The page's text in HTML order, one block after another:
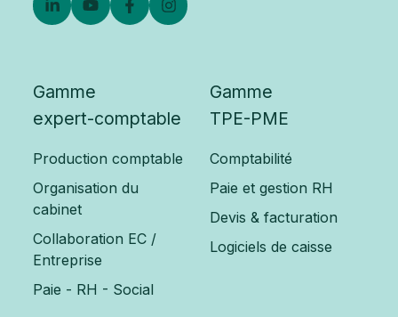
Gamme
expert-comptable
Production comptable
Organisation du
cabinet
Collaboration EC /
Entreprise
Paie - RH - Social
Gamme
TPE-PME
Comptabilité
Paie et gestion RH
Devis & facturation
Logiciels de caisse